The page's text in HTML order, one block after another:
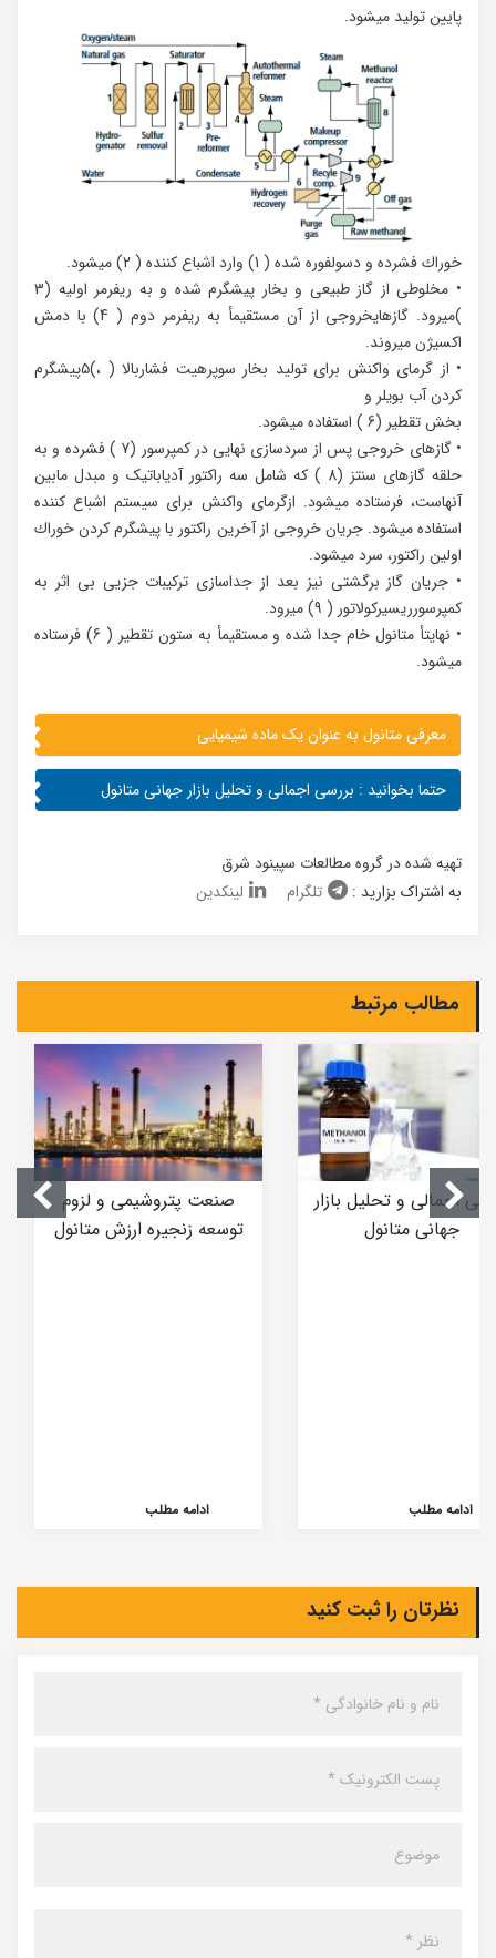
پایین تولید میشود.
خوراك فشرده و دسولفوره شده ( 1) وارد اشباع کننده ( 2) میشود.
• مخلوطی از گاز طبیعی و بخار پیشگرم شده و به ریفرمر اولیه (3
)میرود. گازهایخروجی از آن مستقیمأ به ریفرمر دوم ( 4) با دمش
اکسیژن میروند.
• از گرمای واکنش برای تولید بخار سوپرهیت فشاربالا ( ،)۵پیشگرم
کردن آب بویلر و
بخش تقطیر (6 ) استفاده میشود.
• گازهای خروجی پس از سردسازی نهایی در کمپرسور (7 ) فشرده و به
حلقه گازهای سنتز (8 ) که شامل سه راکتور آدیاباتیک و مبدل مابین
آنهاست، فرستاده میشود. ازگرمای واکنش برای سیستم اشباع کننده
استفاده میشود. جریان خروجی از آخرین راکتور با پیشگرم کردن خوراك
اولین راکتور، سرد میشود.
• جریان گاز برگشتی نیز بعد از جداسازی ترکیبات جزیی بی اثر به
کمپرسورریسیرکولاتور ( 9) میرود.
• نهایتأ متانول خام جدا شده و مستقیمأ به ستون تقطیر ( 6) فرستاده
میشود.
معرفی متانول به عنوان یک ماده شیمیایی
حتما بخوانید : بررسی اجمالی و تحلیل بازار جهانی متانول
تهیه شده در گروه مطالعات سپینود شرق
به اشتراک بزارید :
تلگرام لینکدین
مطالب مرتبط
صنعت پتروشیمی و لزوم
توسعه زنجیره ارزش متانول
ادامه مطلب
اجمالی و تحلیل بازار
جهانی متانول
ادامه مطلب
نظرتان را ثبت کنید